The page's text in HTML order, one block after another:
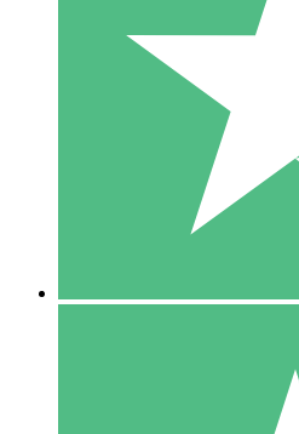
Zahlen Sie nach Bedarf mit
monatliche
10
10
20